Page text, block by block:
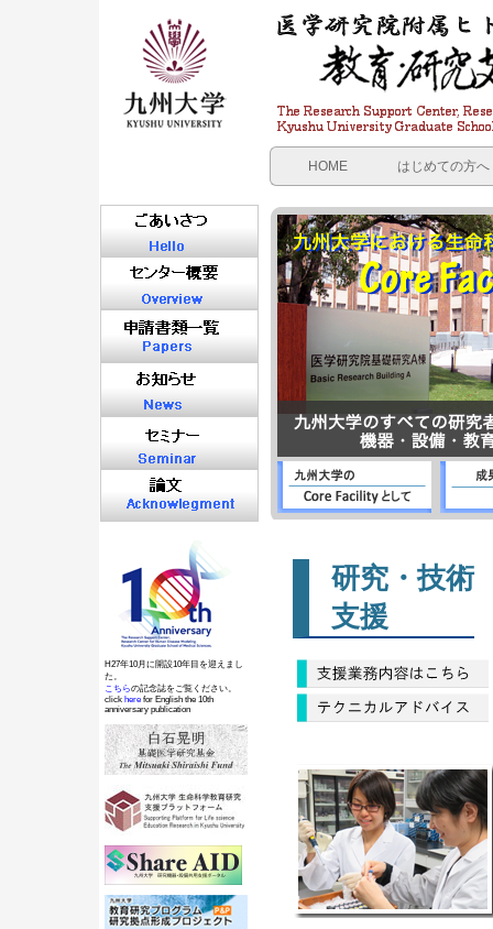
HOME はじめての方へ
利用の流れ
支援業務内容
費用
各種申請書一覧
H27年10月に開設10年目を迎えまし
た。
こちらの記念誌をご覧ください。
click here for English the 10th
anniversary publication
研究・技術
支援